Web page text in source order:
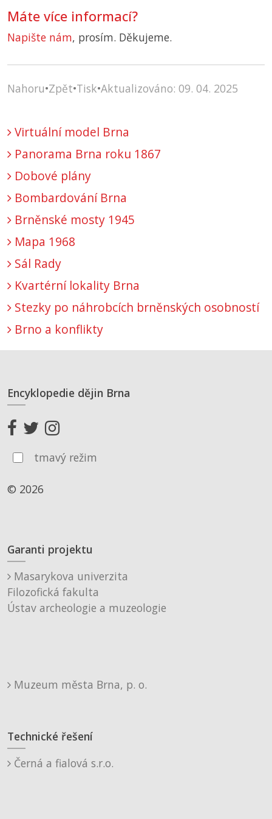
Máte více informací?
Napište nám, prosím. Děkujeme.
Nahoru•Zpět•Tisk•Aktualizováno: 09. 04. 2025
Virtuální model Brna
Panorama Brna roku 1867
Dobové plány
Bombardování Brna
Brněnské mosty 1945
Mapa 1968
Sál Rady
Kvartérní lokality Brna
Stezky po náhrobcích brněnských osobností
Brno a konflikty
Encyklopedie dějin Brna
tmavý režim
© 2026
Garanti projektu
Masarykova univerzita
Filozofická fakulta
Ústav archeologie a muzeologie
Muzeum města Brna, p. o.
Technické řešení
Černá a fialová s.r.o.